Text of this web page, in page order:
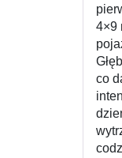
4×9
co